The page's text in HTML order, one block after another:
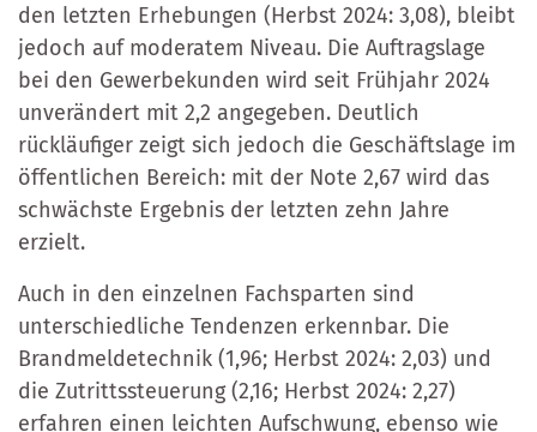
den letzten Erhebungen (Herbst 2024: 3,08), bleibt
jedoch auf moderatem Niveau. Die Auftragslage
bei den Gewerbekunden wird seit Frühjahr 2024
unverändert mit 2,2 angegeben. Deutlich
rückläufiger zeigt sich jedoch die Geschäftslage im
öffentlichen Bereich: mit der Note 2,67 wird das
schwächste Ergebnis der letzten zehn Jahre
erzielt.
Auch in den einzelnen Fachsparten sind
unterschiedliche Tendenzen erkennbar. Die
Brandmeldetechnik (1,96; Herbst 2024: 2,03) und
die Zutrittssteuerung (2,16; Herbst 2024: 2,27)
erfahren einen leichten Aufschwung, ebenso wie